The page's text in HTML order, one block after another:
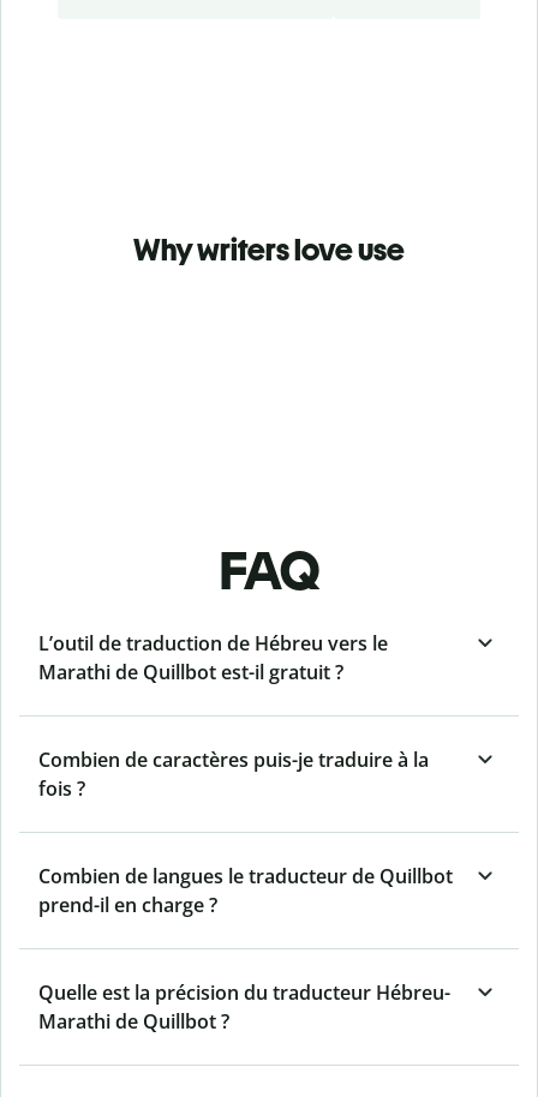
Why writers love use
FAQ
L’outil de traduction de Hébreu vers le
Marathi de Quillbot est-il gratuit ?
Combien de caractères puis-je traduire à la
fois ?
Combien de langues le traducteur de Quillbot
prend-il en charge ?
Quelle est la précision du traducteur Hébreu-
Marathi de Quillbot ?